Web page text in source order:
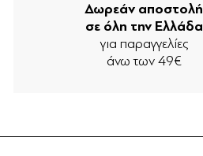
Δωρεάν αποστολή
σε όλη την Ελλάδα
για παραγγελίες
άνω των 49€